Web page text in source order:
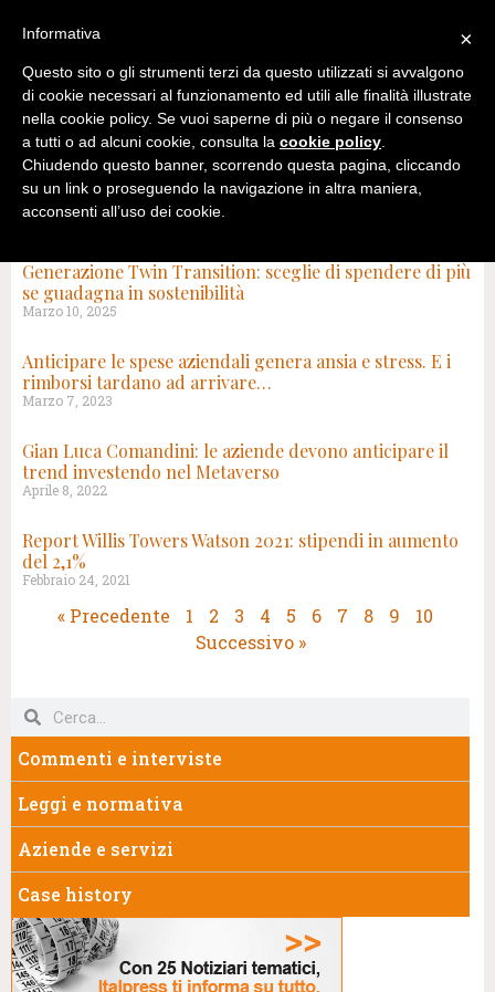
Generazione Twin Transition: sceglie di spendere di più
se guadagna in sostenibilità
Marzo 10, 2025
Anticipare le spese aziendali genera ansia e stress. E i
rimborsi tardano ad arrivare…
Marzo 7, 2023
Gian Luca Comandini: le aziende devono anticipare il
trend investendo nel Metaverso
Aprile 8, 2022
Report Willis Towers Watson 2021: stipendi in aumento
del 2,1%
Febbraio 24, 2021
« Precedente 1 2 3 4 5 6 7 8 9
10
Successivo »
Commenti e interviste
Leggi e normativa
Aziende e servizi
Case history
×
Informativa
Questo sito o gli strumenti terzi da questo utilizzati si avvalgono
di cookie necessari al funzionamento ed utili alle finalità illustrate
nella cookie policy. Se vuoi saperne di più o negare il consenso
a tutti o ad alcuni cookie, consulta la cookie policy.
Chiudendo questo banner, scorrendo questa pagina, cliccando
su un link o proseguendo la navigazione in altra maniera,
acconsenti all’uso dei cookie.